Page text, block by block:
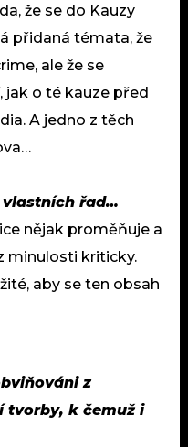
že se do Kauzy
přidaná témata, že
ale že se
jak o té kauze před
A jedno z těch
vlastních řad…
nějak proměňuje a
minulosti kriticky.
aby se ten obsah
z
tvorby, k čemuž i